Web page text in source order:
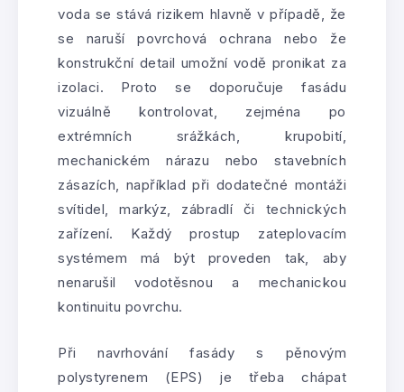
voda se stává rizikem hlavně v případě, že
se naruší povrchová ochrana nebo že
konstrukční detail umožní vodě pronikat za
izolaci. Proto se doporučuje fasádu
vizuálně kontrolovat, zejména po
extrémních srážkách, krupobití,
mechanickém nárazu nebo stavebních
zásazích, například při dodatečné montáži
svítidel, markýz, zábradlí či technických
zařízení. Každý prostup zateplovacím
systémem má být proveden tak, aby
nenarušil vodotěsnou a mechanickou
kontinuitu povrchu.
Při navrhování fasády s pěnovým
polystyrenem (EPS) je třeba chápat